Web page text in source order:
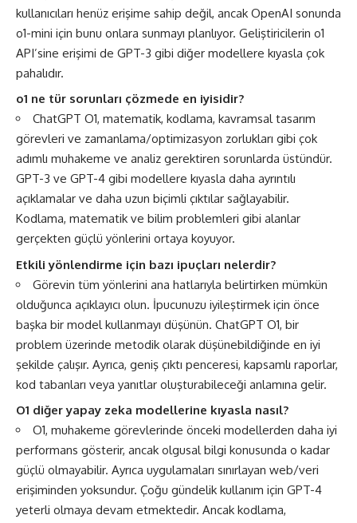
kullanıcıları henüz erişime sahip değil, ancak OpenAI sonunda
o1-mini için bunu onlara sunmayı planlıyor. Geliştiricilerin o1
API’sine erişimi de GPT-3 gibi diğer modellere kıyasla çok
pahalıdır.
o1 ne tür sorunları çözmede en iyisidir?
ChatGPT O1, matematik, kodlama, kavramsal tasarım
görevleri ve zamanlama/optimizasyon zorlukları gibi çok
adımlı muhakeme ve analiz gerektiren sorunlarda üstündür.
GPT-3 ve GPT-4 gibi modellere kıyasla daha ayrıntılı
açıklamalar ve daha uzun biçimli çıktılar sağlayabilir.
Kodlama, matematik ve bilim problemleri gibi alanlar
gerçekten güçlü yönlerini ortaya koyuyor.
Etkili yönlendirme için bazı ipuçları nelerdir?
Görevin tüm yönlerini ana hatlarıyla belirtirken mümkün
olduğunca açıklayıcı olun. İpucunuzu iyileştirmek için önce
başka bir model kullanmayı düşünün. ChatGPT O1, bir
problem üzerinde metodik olarak düşünebildiğinde en iyi
şekilde çalışır. Ayrıca, geniş çıktı penceresi, kapsamlı raporlar,
kod tabanları veya yanıtlar oluşturabileceği anlamına gelir.
O1 diğer yapay zeka modellerine kıyasla nasıl?
O1, muhakeme görevlerinde önceki modellerden daha iyi
performans gösterir, ancak olgusal bilgi konusunda o kadar
güçlü olmayabilir. Ayrıca uygulamaları sınırlayan web/veri
erişiminden yoksundur. Çoğu gündelik kullanım için GPT-4
yeterli olmaya devam etmektedir. Ancak kodlama,